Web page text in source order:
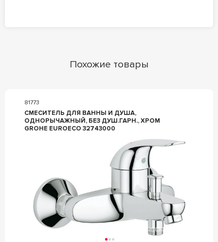
Похожие товары
81773
СМЕСИТЕЛЬ ДЛЯ ВАННЫ И ДУША,
ОДНОРЫЧАЖНЫЙ, БЕЗ ДУШ.ГАРН., ХРОМ
GROHE EUROECO 32743000